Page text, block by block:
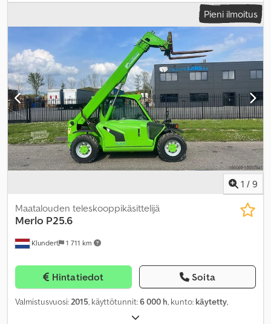
mekaaninen, istuimien määrä:2, Varusteet:nosturi,
Pieni ilmoitus
1 / 9
Klundert 1 711 km
Maatalouden teleskooppikäsittelijä
Merlo P25.6
Hintatiedot Soita
Valmistusvuosi:2015, käyttötunnit:6 000 h, kunto: käytetty,